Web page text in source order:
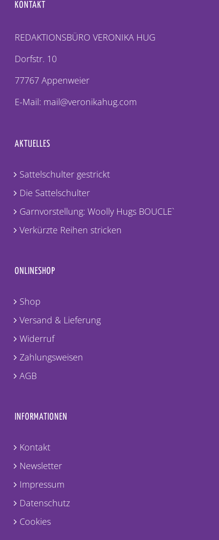
KONTAKT
REDAKTIONSBÜRO VERONIKA HUG
Dorfstr. 10
77767 Appenweier
E-Mail: mail@veronikahug.com
AKTUELLES
Sattelschulter gestrickt
Die Sattelschulter
Garnvorstellung: Woolly Hugs BOUCLE`
Verkürzte Reihen stricken
ONLINESHOP
Shop
Versand & Lieferung
Widerruf
Zahlungsweisen
AGB
INFORMATIONEN
Kontakt
Newsletter
Impressum
Datenschutz
Cookies